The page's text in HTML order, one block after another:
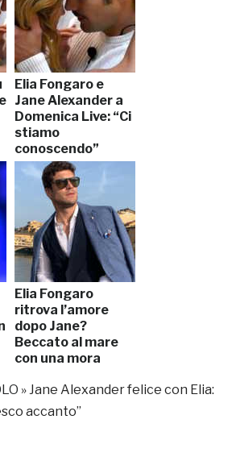
Elia Fongaro e
Jane Alexander a
Domenica Live: “Ci
stiamo
conoscendo”
Elia Fongaro
ritrova l’amore
dopo Jane?
Beccato al mare
con una mora
» Jane Alexander felice con Elia:
accanto”